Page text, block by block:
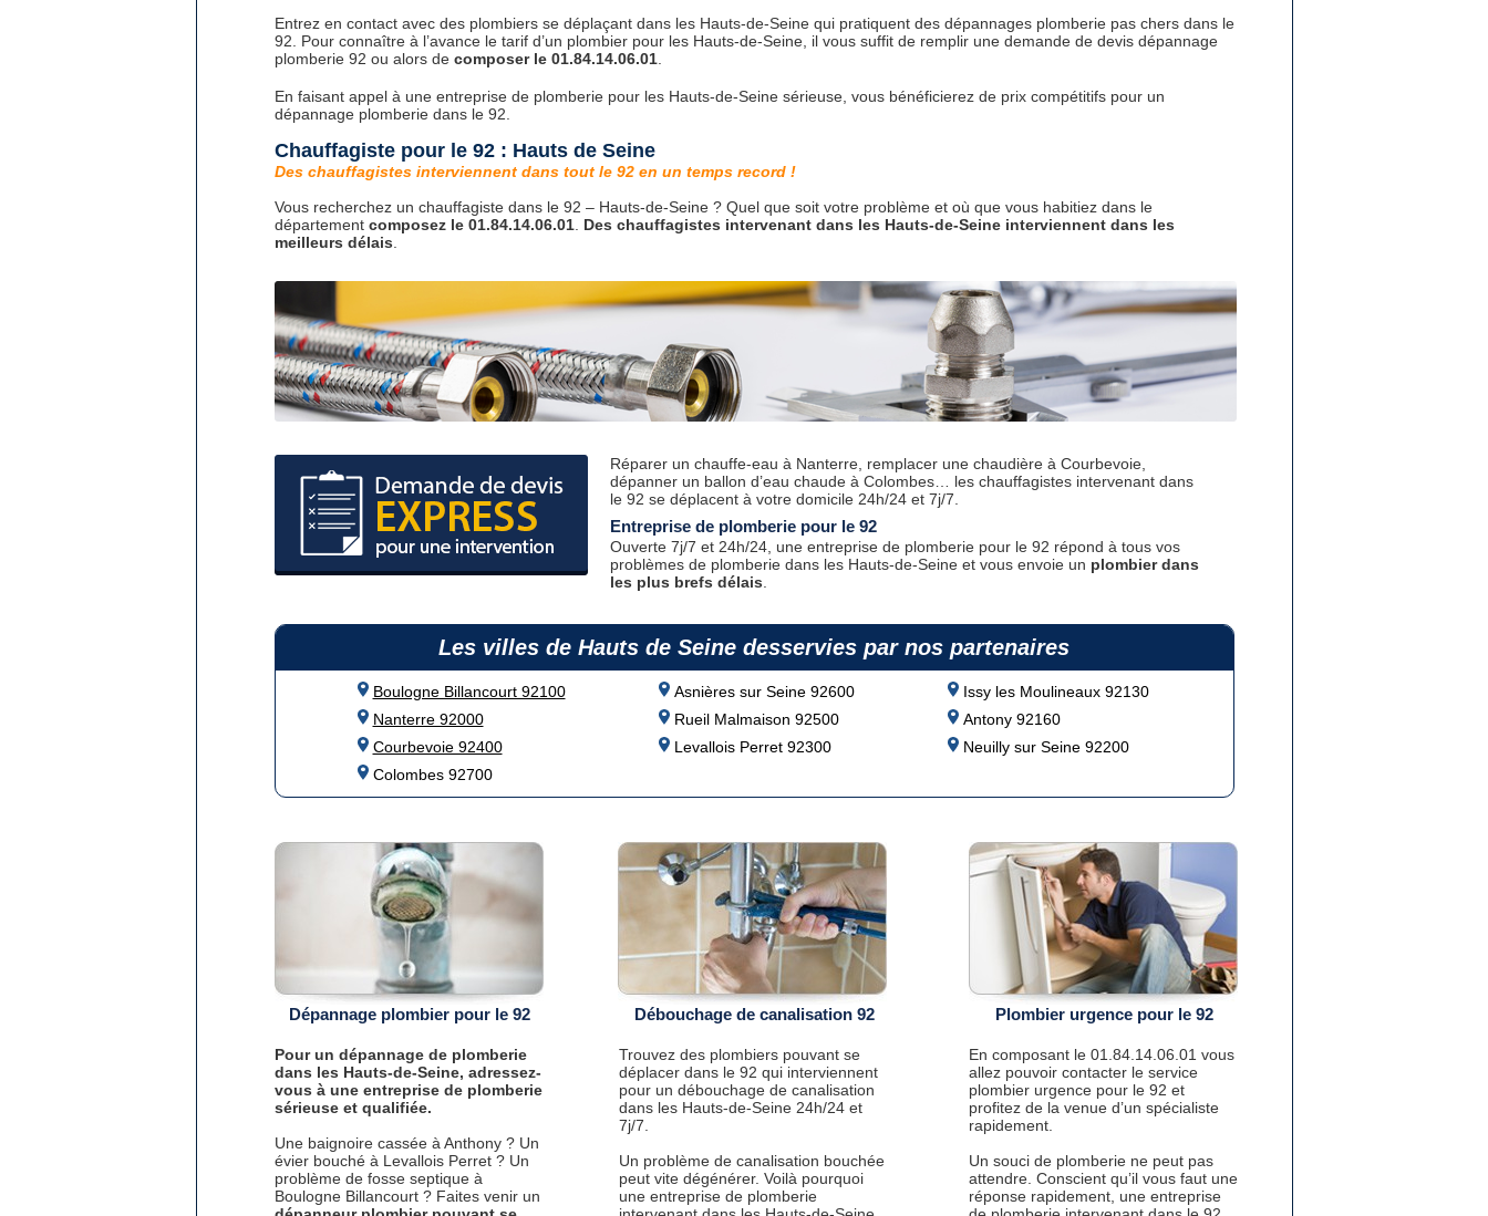
Entrez en contact avec des plombiers se déplaçant dans les Hauts-de-Seine qui pratiquent des dépannages plomberie pas chers dans le
92. Pour connaître à l’avance le tarif d’un plombier pour les Hauts-de-Seine, il vous suffit de remplir une demande de devis dépannage
plomberie 92 ou alors de composer le 01.84.14.06.01.
En faisant appel à une entreprise de plomberie pour les Hauts-de-Seine sérieuse, vous bénéficierez de prix compétitifs pour un
dépannage plomberie dans le 92.
Chauffagiste pour le 92 : Hauts de Seine
Des chauffagistes interviennent dans tout le 92 en un temps record !
Vous recherchez un chauffagiste dans le 92 – Hauts-de-Seine ? Quel que soit votre problème et où que vous habitiez dans le
département composez le 01.84.14.06.01. Des chauffagistes intervenant dans les Hauts-de-Seine interviennent dans les
meilleurs délais
Réparer un chauffe-eau à Nanterre, remplacer une chaudière à Courbevoie,
dépanner un ballon d’eau chaude à Colombes… les chauffagistes intervenant dans
le 92 se déplacent à votre domicile 24h/24 et 7j/7.
Entreprise de plomberie pour le 92
Ouverte 7j/7 et 24h/24, une entreprise de plomberie pour le 92 répond à tous vos
problèmes de plomberie dans les Hauts-de-Seine et vous envoie un plombier dans
les plus brefs délais
Les villes de Hauts de Seine desservies par nos partenaires
Boulogne Billancourt 92100
Nanterre 92000
Courbevoie 92400
Colombes 92700
Asnières sur Seine 92600
Rueil Malmaison 92500
Levallois Perret 92300
Issy les Moulineaux 92130
Antony 92160
Neuilly sur Seine 92200
Dépannage plombier pour le 92
Pour un dépannage de plomberie
dans les Hauts-de-Seine, adressez-
vous à une entreprise de plomberie
sérieuse et qualifiée.
Une baignoire cassée à Anthony ? Un
évier bouché à Levallois Perret ? Un
problème de fosse septique à
Boulogne Billancourt ? Faites venir un
Débouchage de canalisation 92
Trouvez des plombiers pouvant se
déplacer dans le 92 qui interviennent
pour un débouchage de canalisation
dans les Hauts-de-Seine 24h/24 et
7j/7.
Un problème de canalisation bouchée
peut vite dégénérer. Voilà pourquoi
une entreprise de plomberie
Plombier urgence pour le 92
En composant le 01.84.14.06.01 vous
allez pouvoir contacter le service
plombier urgence pour le 92 et
profitez de la venue d’un spécialiste
rapidement.
Un souci de plomberie ne peut pas
attendre. Conscient qu’il vous faut une
réponse rapidement, une entreprise